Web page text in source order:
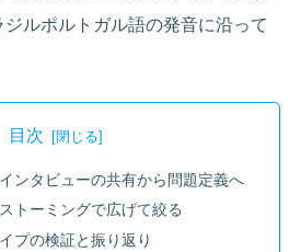
ルポルトガル語の発音に沿って
目次
ンタビューの共有から問題定義へ
トーミングで広げて絞る
プの検証と振り返り